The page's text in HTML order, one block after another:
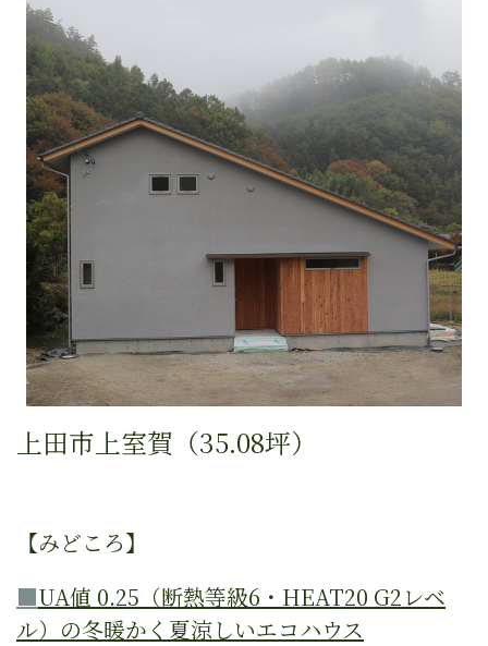
上田市上室賀（35.08坪）
【みどころ】
■UA値 0.25（断熱等級6・HEAT20 G2レベ
ル）の冬暖かく夏涼しいエコハウス